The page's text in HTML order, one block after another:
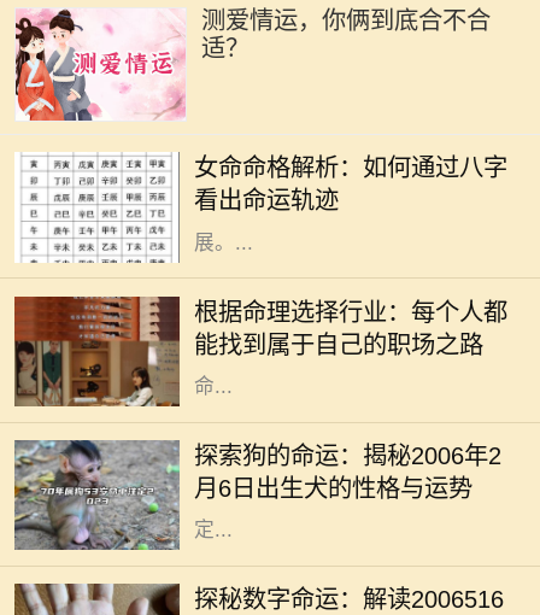
测爱情运，你俩到底合不合
适？
女命命格解析：如何通过八字
看出命运轨迹
老而深奥的学问。尤其对于女性来
说，命格的分析不仅关系到个人的福
祉，还影响着婚姻、家庭和事业的发
展。...
根据命理选择行业：每个人都
能找到属于自己的职场之路
选择行业对于每个人来说都是一项重
要的决策，它直接影响到我们的职业
发展和人生轨迹。在现代社会，不同
的行业有不同的特点和发展空间，而
命...
探索狗的命运：揭秘2006年2
月6日出生犬的性格与运势
狗作为人类最忠实的朋友，拥有着丰
富的象征意义和文化内涵。在中国传
统文化中，狗被视为吉祥之物，象征
着忠诚与守护。尤其是对于那些在特
定...
探秘数字命运：解读2006516
在中华传统文化中，数字不仅仅是数
学符号，更是承载着丰富意义和神秘
力量的象征。数字命理学，作为一种